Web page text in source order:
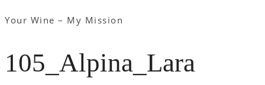
Your Wine – My Mission
105_Alpina_Lara